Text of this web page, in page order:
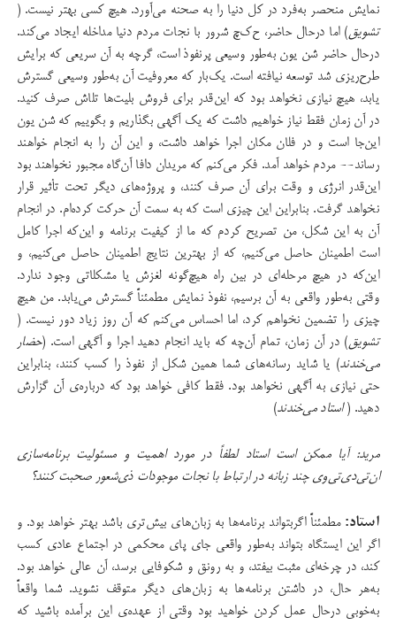
نمایش منحصر به‌فرد در کل دنیا را به صحنه می‌آورد. هیچ کسی بهتر نیست. (
تشویق) اما درحال حاضر، ح‌ک‌چ شرور با نجات مردم دنیا مداخله ایجاد می‌کند.
درحال حاضر شن یون به‌طور وسیعی پرنفوذ است، گرچه به آن سریعی که برایش
طرح‌ریزی شد توسعه نیافته است. یک‌بار که معروفیت آن به‌طور وسیعی گسترش
یابد، هیچ نیازی نخواهد بود که این‌قدر برای فروش بلیت‌ها تلاش صرف کنید.
در آن زمان فقط نیاز خواهیم داشت که یک آگهی بگذاریم و بگوییم که شن یون
این‌جا است و در فلان مکان اجرا خواهد داشت، و این آن را به انجام خواهند
رساند-- مردم خواهد آمد. فکر می‌کنم که مریدان دافا آن‌گاه مجبور نخواهند بود
این‌قدر انرژی و وقت برای آن صرف کنند، و پروژه‌های دیگر تحت تأثیر قرار
نخواهد گرفت. بنابراین این چیزی است که به سمت آن حرکت کرده‌ام. در انجام
آن به‌ این شکل، من تصریح کردم که ما از کیفیت برنامه و این‌که اجرا کامل
است اطمینان حاصل می‌کنیم، که از بهترین نتایج اطمینان حاصل می‌کنیم، و
این‌که در هیچ مرحله‌ای در بین راه هیچ‌گونه لغزش یا مشکلاتی وجود ندارد.
وقتی به‌طور واقعی به آن برسیم، نفوذ نمایش مطمئناً گسترش می‌یابد. من هیچ
چیزی را تضمین نخواهم کرد، اما احساس می‌کنم که آن روز زیاد دور نیست. (
تشویق) در آن زمان، تمام آن‌چه که باید انجام دهید اجرا و آگهی است. (حضار
می‌خندند) یا شاید رسانه‌های شما همین شکل از نفوذ را کسب کنند، بنابراین
حتی نیازی به آگهی نخواهد بود. فقط کافی خواهد بود که درباره‌ی آن گزارش
دهید. (استاد می‌خندند)
مرید: آیا ممکن است استاد لطفاً در مورد اهمیت و مسئولیت برنامه‌سازی
ان‌تی‌دی‌تی‌وی چند زبانه در ارتباط با نجات موجودات ذی‌شعور صحبت کنند؟
استاد: مطمئناً اگربتواند برنامه‌ها به زبان‌های بیش‌تری باشد بهتر خواهد بود. و
اگر این ایستگاه بتواند به‌طور واقعی جای پای محکمی در اجتماع عادی کسب
کند، در چرخه‌ای مثبت بیفتد، و به رونق و شکوفایی برسد، آن عالی خواهد بود.
به‌هر حال، در داشتن برنامه‌ها به زبان‌های دیگر متوقف نشوید. شما واقعاً
به‌خوبی درحال عمل کردن خواهید بود وقتی از عهده‌ی این برآمده باشید که